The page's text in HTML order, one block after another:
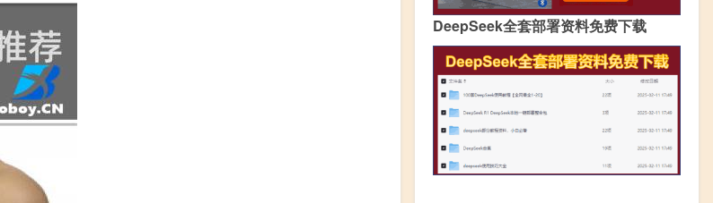
DeepSeek全套部署资料免费下载